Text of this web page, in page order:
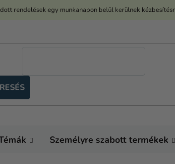
rendelések egy munkanapon belül kerülnek
Személyre szabott termékek